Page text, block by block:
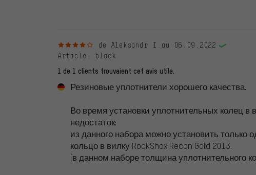
d'une coche verte. Nous publions toutes les évaluations
4 sur 5 étoilesde Aleksandr I. au 06.09.2022
Article : black
1 de 1 clients trouvaient cet avis utile.
Резиновые уплотнители хорошего качества.
Во время установки уплотнительных колец
недостаток:
из данного набора можно установить только
кольцо в вилку RockShox Recon Gold 2013.
(в данном наборе толщина уплотнительного